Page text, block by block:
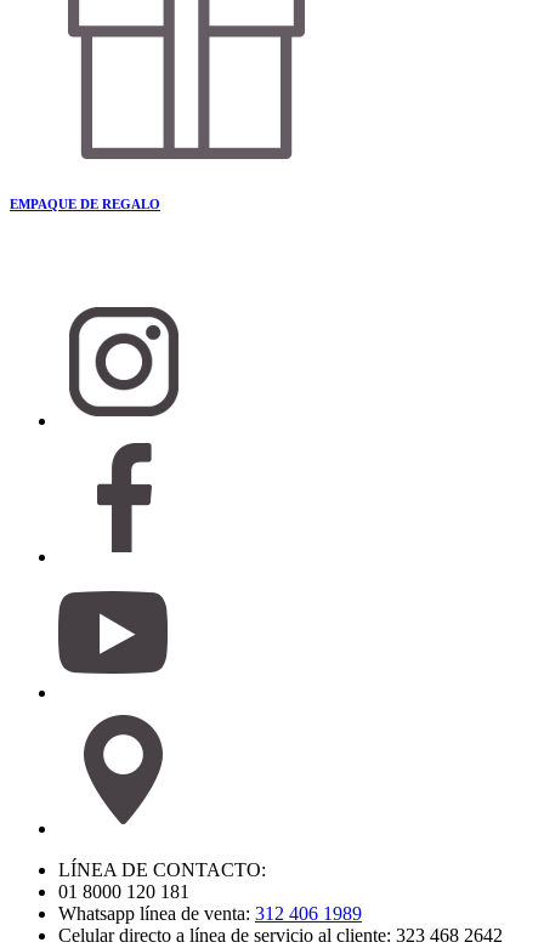
EMPAQUE DE REGALO
LÍNEA DE CONTACTO:
01 8000 120 181
Whatsapp línea de venta: 312 406 1989
Celular directo a línea de servicio al cliente: 323 468 2642